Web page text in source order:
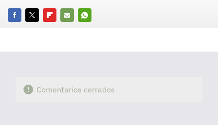
FacebookTwitterFlipboard
E-
Whatsapp
Comentarios cerrados